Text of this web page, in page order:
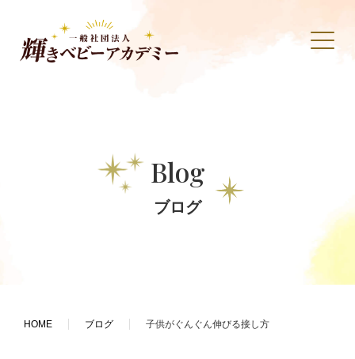
Blog
ブログ
HOME ブログ 子供がぐんぐん伸びる接し方